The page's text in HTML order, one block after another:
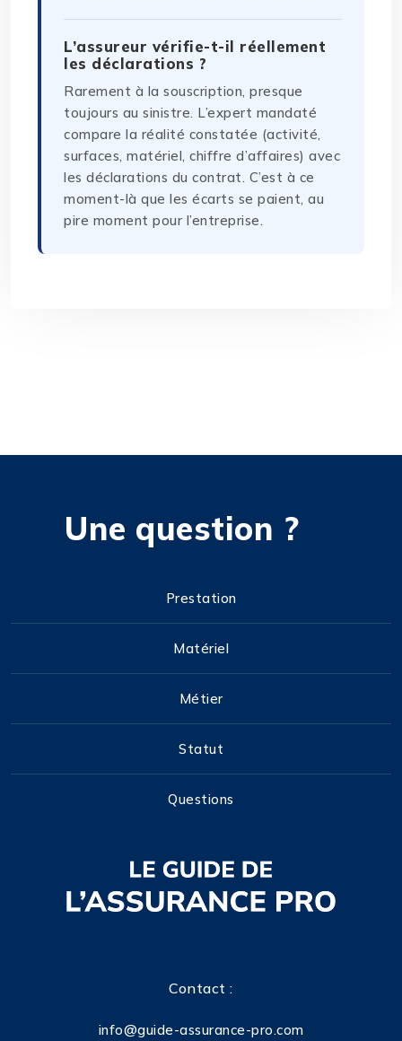
L’assureur vérifie-t-il réellement
les déclarations ?
Rarement à la souscription, presque
toujours au sinistre. L’expert mandaté
compare la réalité constatée (activité,
surfaces, matériel, chiffre d’affaires) avec
les déclarations du contrat. C’est à ce
moment-là que les écarts se paient, au
pire moment pour l’entreprise.
Une question ?
Prestation
Matériel
Métier
Statut
Questions
Contact :
info@guide-assurance-pro.com